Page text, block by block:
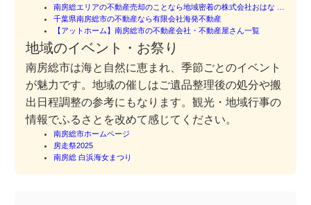
南房総エリアの不動産売却のことなら地域密着の株式会社おはな …
千葉県南房総市の不動産なら有限会社海発不動産
【アットホーム】南房総市の不動産会社・不動産屋さん一覧
地域のイベント・お祭り
南房総市は海と自然に恵まれ、季節ごとのイベント
が魅力です。地域の催しはご遺品整理後の処分や搬
出日程調整の参考にもなります。観光・地域行事の
情報でふるさとを改めて感じてください。
南房総市ホームページ
房走祭2025
南房総 白浜海女まつり